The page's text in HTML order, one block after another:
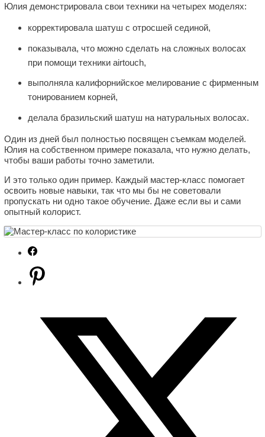
Юлия демонстрировала свои техники на четырех моделях:
корректировала шатуш с отросшей сединой,
показывала, что можно сделать на сложных волосах
при помощи техники airtouch,
выполняла калифорнийское мелирование с фирменным
тонированием корней,
делала бразильский шатуш на натуральных волосах.
Один из дней был полностью посвящен съемкам моделей.
Юлия на собственном примере показала, что нужно делать,
чтобы ваши работы точно заметили.
И это только один пример. Каждый мастер-класс помогает
освоить новые навыки, так что мы бы не советовали
пропускать ни одно такое обучение. Даже если вы и сами
опытный колорист.